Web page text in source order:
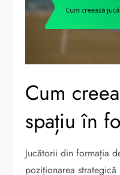
Cum
spațiu în
Jucătorii din formația
poziționarea